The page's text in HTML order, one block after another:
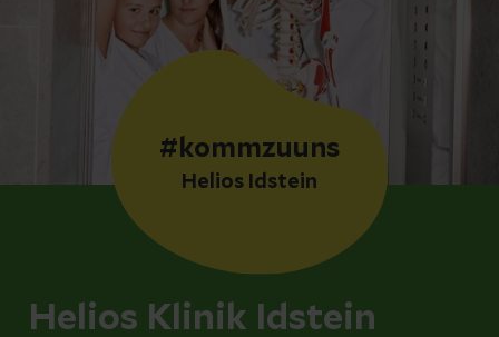
Helios Klinik Idstein
#kommzuuns
Helios Idstein